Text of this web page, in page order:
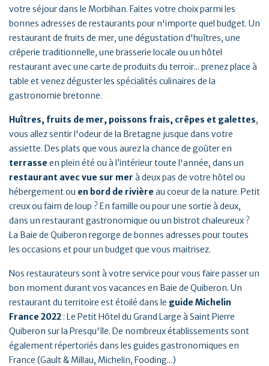
votre séjour dans le Morbihan. Faites votre choix parmi les
bonnes adresses de restaurants pour n'importe quel budget. Un
restaurant de fruits de mer, une dégustation d'huîtres, une
crêperie traditionnelle, une brasserie locale ou un hôtel
restaurant avec une carte de produits du terroir... prenez place à
table et venez déguster les spécialités culinaires de la
gastronomie bretonne.
Huîtres, fruits de mer, poissons frais, crêpes et galettes,
vous allez sentir l'odeur de la Bretagne jusque dans votre
assiette. Des plats que vous aurez la chance de goûter en
terrasse en plein été ou à l’intérieur toute l'année, dans un
restaurant avec vue sur mer à deux pas de votre hôtel ou
hébergement ou en bord de rivière au coeur de la nature. Petit
creux ou faim de loup ? En famille ou pour une sortie à deux,
dans un restaurant gastronomique ou un bistrot chaleureux ?
La Baie de Quiberon regorge de bonnes adresses pour toutes
les occasions et pour un budget que vous maitrisez.
Nos restaurateurs sont à votre service pour vous faire passer un
bon moment durant vos vacances en Baie de Quiberon. Un
restaurant du territoire est étoilé dans le guide Michelin
France 2022 : Le Petit Hôtel du Grand Large à Saint Pierre
Quiberon sur la Presqu'île. De nombreux établissements sont
également répertoriés dans les guides gastronomiques en
France (Gault & Millau, Michelin, Fooding...)